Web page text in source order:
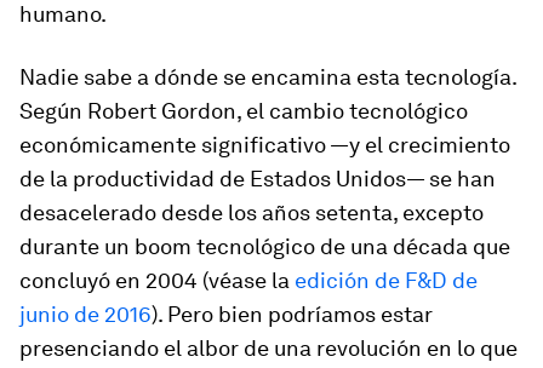
humano.
Nadie sabe a dónde se encamina esta tecnología.
Según Robert Gordon, el cambio tecnológico
económicamente significativo —y el crecimiento
de la productividad de Estados Unidos— se han
desacelerado desde los años setenta, excepto
durante un boom tecnológico de una década que
concluyó en 2004 (véase la edición de F&D de
junio de 2016). Pero bien podríamos estar
presenciando el albor de una revolución en lo que